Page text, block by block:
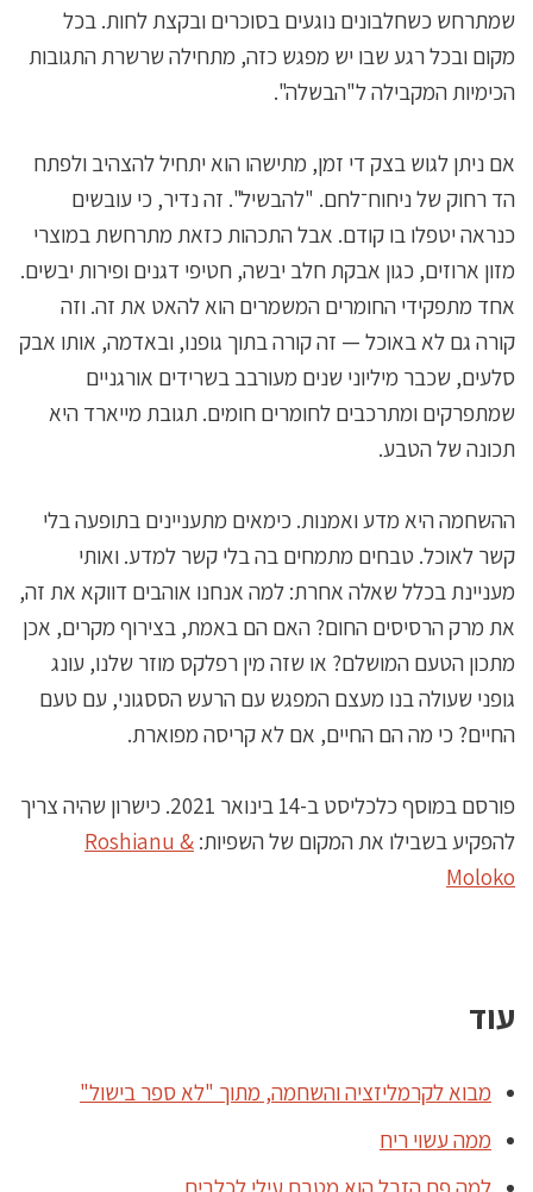
שמתרחש כשחלבונים נוגעים בסוכרים ובקצת לחות. בכל
מקום ובכל רגע שבו יש מפגש כזה, מתחילה שרשרת התגובות
הכימיות המקבילה ל"הבשלה".
אם ניתן לגוש בצק די זמן, מתישהו הוא יתחיל להצהיב ולפתח
הד רחוק של ניחוח־לחם. "להבשיל". זה נדיר, כי עובשים
כנראה יטפלו בו קודם. אבל התכהות כזאת מתרחשת במוצרי
מזון ארוזים, כגון אבקת חלב יבשה, חטיפי דגנים ופירות יבשים.
אחד מתפקידי החומרים המשמרים הוא להאט את זה. וזה
קורה גם לא באוכל — זה קורה בתוך גופנו, ובאדמה, אותו אבק
סלעים, שכבר מיליוני שנים מעורבב בשרידים אורגניים
שמתפרקים ומתרכבים לחומרים חומים. תגובת מייארד היא
תכונה של הטבע.
ההשחמה היא מדע ואמנות. כימאים מתעניינים בתופעה בלי
קשר לאוכל. טבחים מתמחים בה בלי קשר למדע. ואותי
מעניינת בכלל שאלה אחרת: למה אנחנו אוהבים דווקא את זה,
את מרק הרסיסים החום? האם הם באמת, בצירוף מקרים, אכן
מתכון הטעם המושלם? או שזה מין רפלקס מוזר שלנו, עונג
גופני שעולה בנו מעצם המפגש עם הרעש הססגוני, עם טעם
החיים? כי מה הם החיים, אם לא קריסה מפוארת.
פורסם במוסף כלכליסט ב-14 בינואר 2021. כישרון שהיה צריך
להפקיע בשבילו את המקום של השפיות: Roshianu &
Moloko
עוד
מבוא לקרמליזציה והשחמה, מתוך "לא ספר בישול"
ממה עשוי ריח